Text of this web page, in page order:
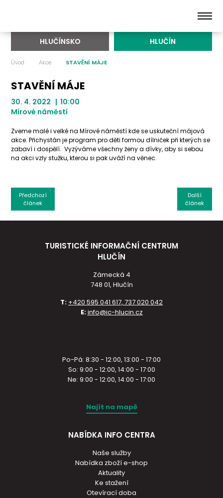
HLUČÍNSKO HLUČÍN
Úvod Akce STAVĚNÍ MÁJE
STAVĚNÍ MÁJE
30. 4. 2022 | 10:00
Mírové náměstí
Zveme malé i velké na Mírové náměstí kde se uskuteční májová
akce. Přichystán je program pro děti formou dílniček při kterých se
zabaví i dospělí. Vyzýváme všechny ženy a dívky, aby si sebou
na akci vzly stužku, kterou si pak uváží na věnec.
Další
článek
Předchozí
článek
TURISTICKÉ INFORMAČNÍ CENTRUM
HLUČÍN
Zámecká 4
748 01, Hlučín
T: +420 595 041 617, 737 020 042
E:info@ic-hlucin.cz
Po-Pá: 8:30 - 12:00, 13:00 - 17:00
So: 9:00 - 12:00, 14:00 - 17:00
Ne: 9:00 - 12:00, 14:00 - 17:00
Najít na mapě
NABÍDKA INFO CENTRA
Naše služby
Nabídka zboží e-shop
Aktuality
Ke stažení
Otevírací doba